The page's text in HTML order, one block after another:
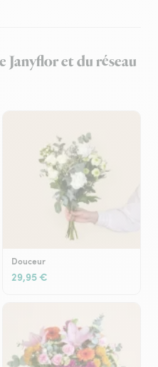
Janyflor et du réseau
Douceur
29,95 €